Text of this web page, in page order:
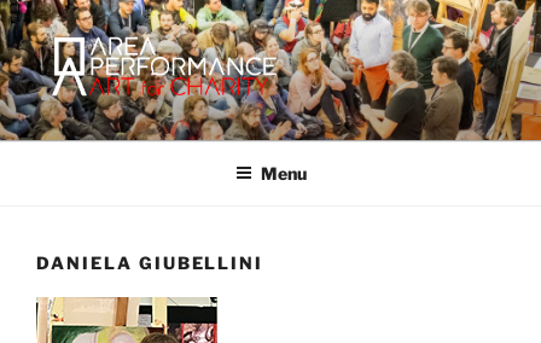
Salta
al
contenuto
AREA PERFORMANCE
Sito ufficiale della Onlus Area Performance.
Menu
DANIELA GIUBELLINI